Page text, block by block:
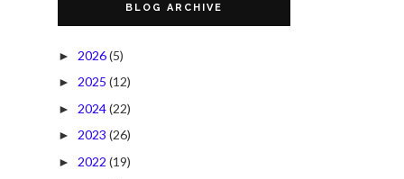
BLOG ARCHIVE
► 2026(5)
► 2025 (12)
► 2024(22)
► 2023 (26)
► 2022 (19)